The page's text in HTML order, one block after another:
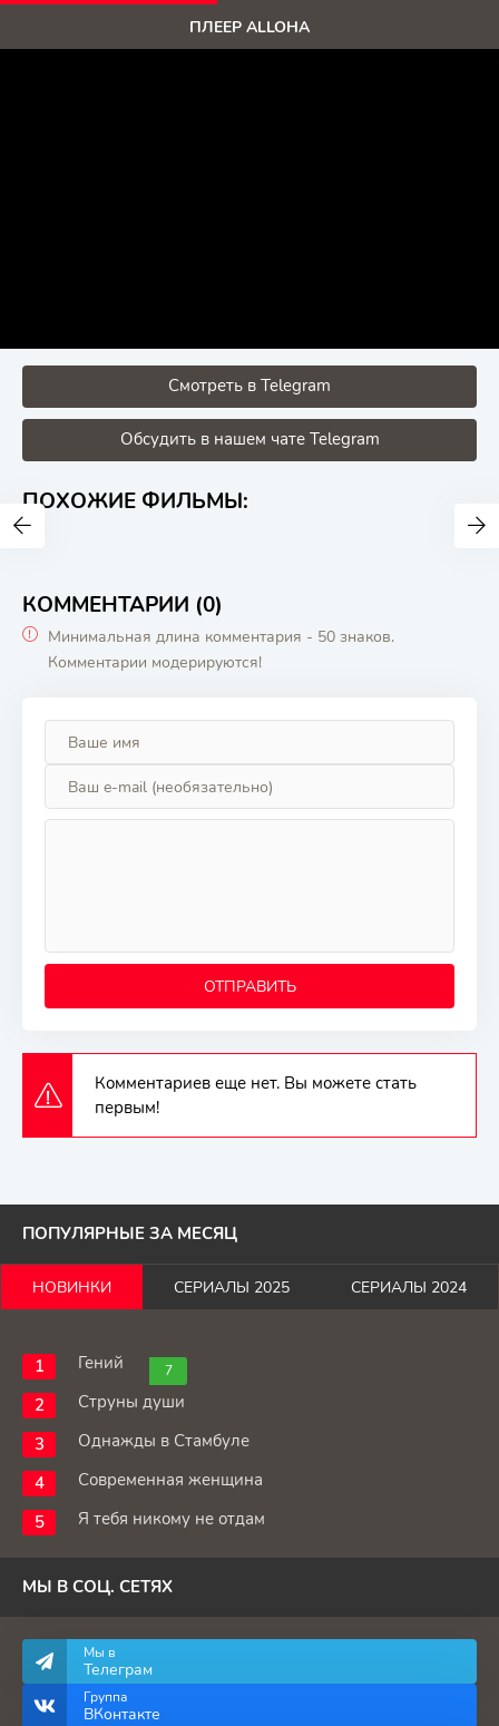
ПЛЕЕР ALLOHA
Смотреть в Telegram
Обсудить в нашем чате Telegram
ПОХОЖИЕ ФИЛЬМЫ:
КОММЕНТАРИИ (0)
Минимальная длина комментария - 50 знаков.
Комментарии модерируются!
ОТПРАВИТЬ
Комментариев еще нет. Вы можете стать
первым!
ПОПУЛЯРНЫЕ ЗА МЕСЯЦ
НОВИНКИ СЕРИАЛЫ 2025 СЕРИАЛЫ 2024
7
Гений
Струны души
Однажды в Стамбуле
Современная женщина
Я тебя никому не отдам
МЫ В СОЦ. СЕТЯХ
Мы в
Телеграм
Группа
ВКонтакте